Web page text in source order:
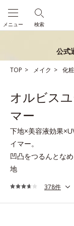
検索
メニュー
公式
TOP メイク 化
オルビス
マー
下地×美容液効果
イマー。
凹凸をつるんとな
地
378件